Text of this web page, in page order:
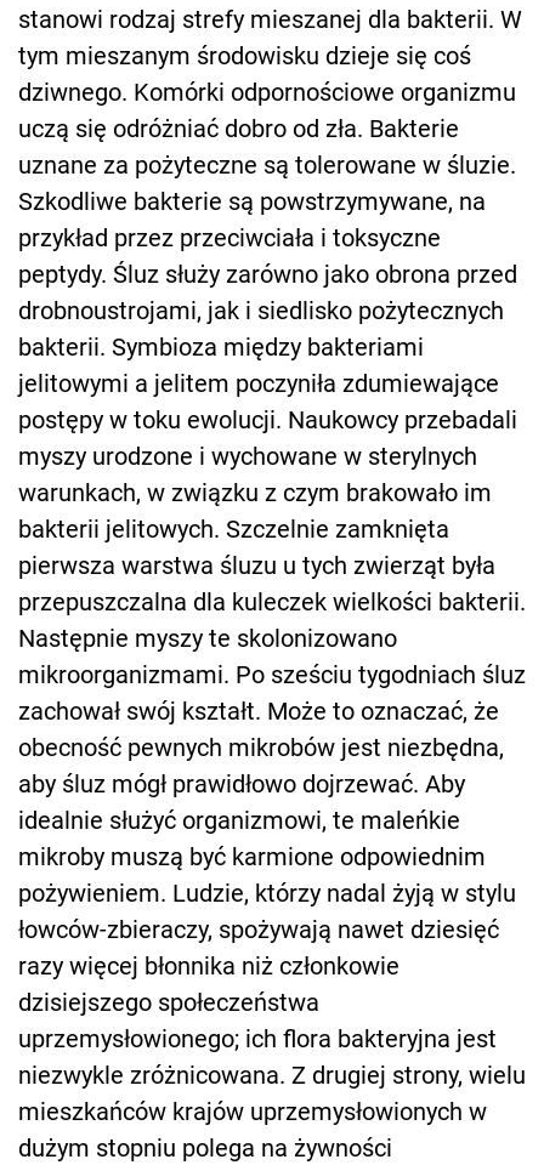
stanowi rodzaj strefy mieszanej dla bakterii. W
tym mieszanym środowisku dzieje się coś
dziwnego. Komórki odpornościowe organizmu
uczą się odróżniać dobro od zła. Bakterie
uznane za pożyteczne są tolerowane w śluzie.
Szkodliwe bakterie są powstrzymywane, na
przykład przez przeciwciała i toksyczne
peptydy. Śluz służy zarówno jako obrona przed
drobnoustrojami, jak i siedlisko pożytecznych
bakterii. Symbioza między bakteriami
jelitowymi a jelitem poczyniła zdumiewające
postępy w toku ewolucji. Naukowcy przebadali
myszy urodzone i wychowane w sterylnych
warunkach, w związku z czym brakowało im
bakterii jelitowych. Szczelnie zamknięta
pierwsza warstwa śluzu u tych zwierząt była
przepuszczalna dla kuleczek wielkości bakterii.
Następnie myszy te skolonizowano
mikroorganizmami. Po sześciu tygodniach śluz
zachował swój kształt. Może to oznaczać, że
obecność pewnych mikrobów jest niezbędna,
aby śluz mógł prawidłowo dojrzewać. Aby
idealnie służyć organizmowi, te maleńkie
mikroby muszą być karmione odpowiednim
pożywieniem. Ludzie, którzy nadal żyją w stylu
łowców-zbieraczy, spożywają nawet dziesięć
razy więcej błonnika niż członkowie
dzisiejszego społeczeństwa
uprzemysłowionego; ich flora bakteryjna jest
niezwykle zróżnicowana. Z drugiej strony, wielu
mieszkańców krajów uprzemysłowionych w
dużym stopniu polega na żywności